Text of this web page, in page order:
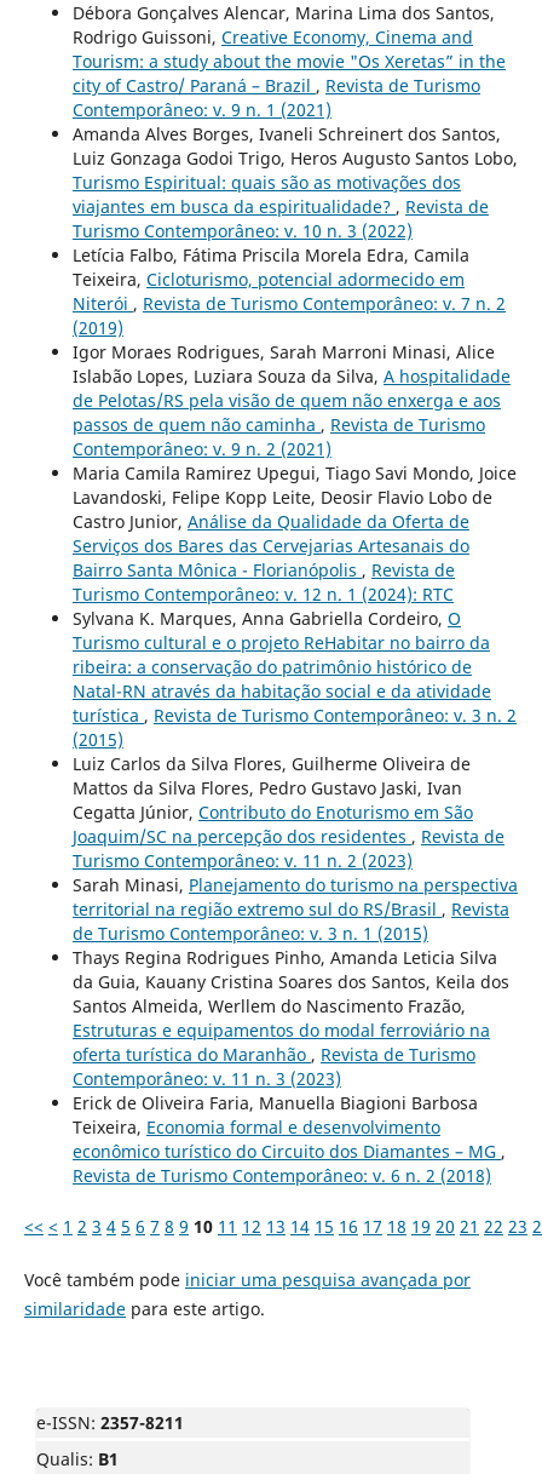
Débora Gonçalves Alencar, Marina Lima dos Santos,
Rodrigo Guissoni, Creative Economy, Cinema and
Tourism: a study about the movie "Os Xeretas” in the
city of Castro/ Paraná – Brazil , Revista de Turismo
Contemporâneo: v. 9 n. 1 (2021)
Amanda Alves Borges, Ivaneli Schreinert dos Santos,
Luiz Gonzaga Godoi Trigo, Heros Augusto Santos Lobo,
Turismo Espiritual: quais são as motivações dos
viajantes em busca da espiritualidade? , Revista de
Turismo Contemporâneo: v. 10 n. 3 (2022)
Letícia Falbo, Fátima Priscila Morela Edra, Camila
Teixeira, Cicloturismo, potencial adormecido em
Niterói , Revista de Turismo Contemporâneo: v. 7 n. 2
(2019)
Igor Moraes Rodrigues, Sarah Marroni Minasi, Alice
Islabão Lopes, Luziara Souza da Silva, A hospitalidade
de Pelotas/RS pela visão de quem não enxerga e aos
passos de quem não caminha , Revista de Turismo
Contemporâneo: v. 9 n. 2 (2021)
Maria Camila Ramirez Upegui, Tiago Savi Mondo, Joice
Lavandoski, Felipe Kopp Leite, Deosir Flavio Lobo de
Castro Junior, Análise da Qualidade da Oferta de
Serviços dos Bares das Cervejarias Artesanais do
Bairro Santa Mônica - Florianópolis , Revista de
Turismo Contemporâneo: v. 12 n. 1 (2024): RTC
Sylvana K. Marques, Anna Gabriella Cordeiro, O
Turismo cultural e o projeto ReHabitar no bairro da
ribeira: a conservação do patrimônio histórico de
Natal-RN através da habitação social e da atividade
turística , Revista de Turismo Contemporâneo: v. 3 n. 2
(2015)
Luiz Carlos da Silva Flores, Guilherme Oliveira de
Mattos da Silva Flores, Pedro Gustavo Jaski, Ivan
Cegatta Júnior, Contributo do Enoturismo em São
Joaquim/SC na percepção dos residentes , Revista de
Turismo Contemporâneo: v. 11 n. 2 (2023)
Sarah Minasi, Planejamento do turismo na perspectiva
territorial na região extremo sul do RS/Brasil , Revista
de Turismo Contemporâneo: v. 3 n. 1 (2015)
Thays Regina Rodrigues Pinho, Amanda Leticia Silva
da Guia, Kauany Cristina Soares dos Santos, Keila dos
Santos Almeida, Werllem do Nascimento Frazão,
Estruturas e equipamentos do modal ferroviário na
oferta turística do Maranhão , Revista de Turismo
Contemporâneo: v. 11 n. 3 (2023)
Erick de Oliveira Faria, Manuella Biagioni Barbosa
Teixeira, Economia formal e desenvolvimento
econômico turístico do Circuito dos Diamantes – MG ,
Revista de Turismo Contemporâneo: v. 6 n. 2 (2018)
<< < 1 2 3 4 5 6 7 8 9 10 11 12 13 14 15 16 17 18 19 20 21 22 23
Você também pode iniciar uma pesquisa avançada por
similaridadepara este artigo.
e-ISSN: 2357-8211
Qualis: B1